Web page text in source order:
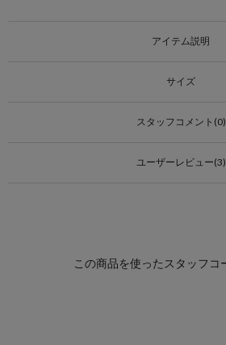
アイテム説明
サイズ
スタッフコメント(0)
ユーザーレビュー(3)